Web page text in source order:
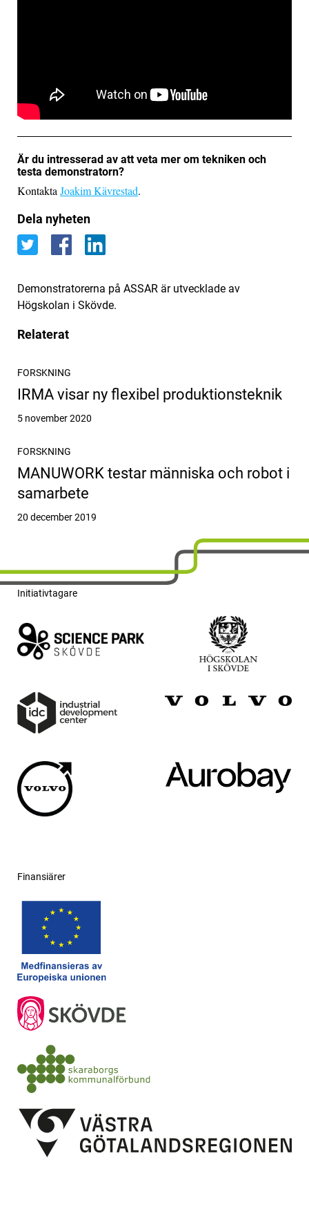
Är du intresserad av att veta mer om tekniken och
testa demonstratorn?
KontaktaJoakim Kävrestad.
Dela nyheten
Relaterat
FORSKNING
IRMA visar ny flexibel produktionsteknik
Publicerat
5 november 2020
FORSKNING
MANUWORK testar människa och robot i
samarbete
Publicerat
20 december 2019
Demonstratorerna på ASSAR är utvecklade av
Högskolan i Skövde.
Initiativtagare
Finansiärer